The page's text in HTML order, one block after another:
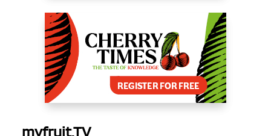
myfruit.TV